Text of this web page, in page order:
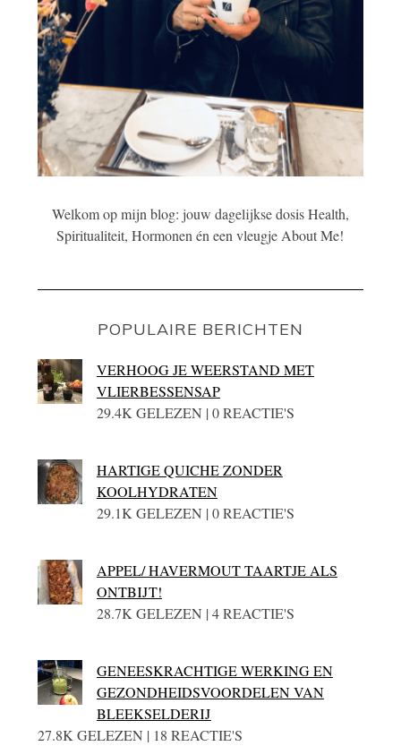
Welkom op mijn blog: jouw dagelijkse dosis Health,
Spiritualiteit, Hormonen én een vleugje About Me!
POPULAIRE BERICHTEN
VERHOOG JE WEERSTAND MET
VLIERBESSENSAP
29.4K GELEZEN | 0 REACTIE'S
HARTIGE QUICHE ZONDER
KOOLHYDRATEN
29.1K GELEZEN | 0 REACTIE'S
APPEL/ HAVERMOUT TAARTJE ALS
ONTBIJT!
28.7K GELEZEN | 4 REACTIE'S
GENEESKRACHTIGE WERKING EN
GEZONDHEIDSVOORDELEN VAN
BLEEKSELDERIJ
27.8K GELEZEN | 18 REACTIE'S